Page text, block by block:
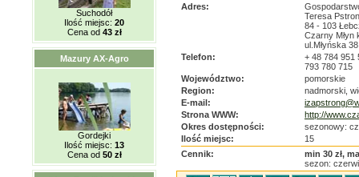
Suchodół
Ilość miejsc: 20
Cena od 43 zł
Mazury AX-Agro
Gordejki
Ilość miejsc: 13
Cena od 50 zł
Adres:
Teresa
84 - 103
Czarny Młyn
ul.Młyńska 38
Telefon:
+ 48 784 951
793 780 715
Województwo:
pomorskie
Region:
nadmorski,
E-mail:
Strona WWW:
http://
Okres dostępności:
sezonowy:
Ilość miejsc:
15
Cennik:
min 30 zł,
sezon: